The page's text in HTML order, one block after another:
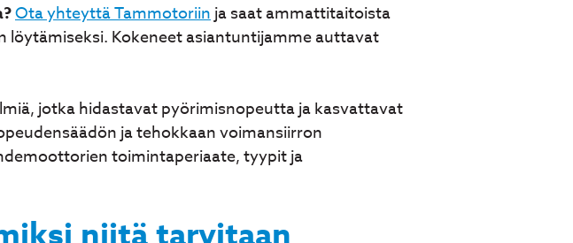
Ota yhteyttä Tammotoriinja saat ammattitaitoista
Kokeneet asiantuntijamme auttavat
jotka hidastavat pyörimisnopeutta ja kasvattavat
ja tehokkaan voimansiirron
toimintaperiaate, tyypit ja